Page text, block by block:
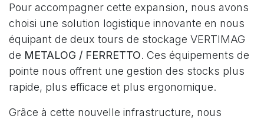
Pour accompagner cette expansion, nous avons
choisi une solution logistique innovante en nous
équipant de deux tours de stockage VERTIMAG
de METALOG / FERRETTO. Ces équipements de
pointe nous offrent une gestion des stocks plus
rapide, plus efficace et plus ergonomique.
Grâce à cette nouvelle infrastructure, nous